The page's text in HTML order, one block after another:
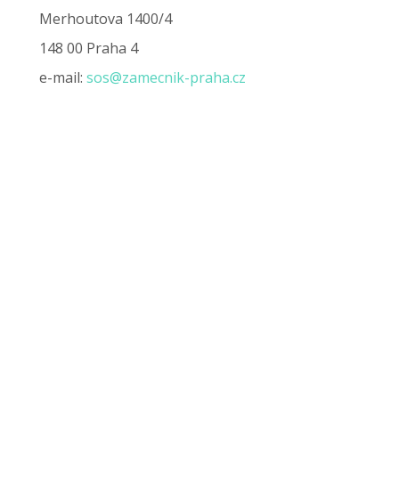
Merhoutova 1400/4
148 00 Praha 4
e-mail: sos@zamecnik-praha.cz